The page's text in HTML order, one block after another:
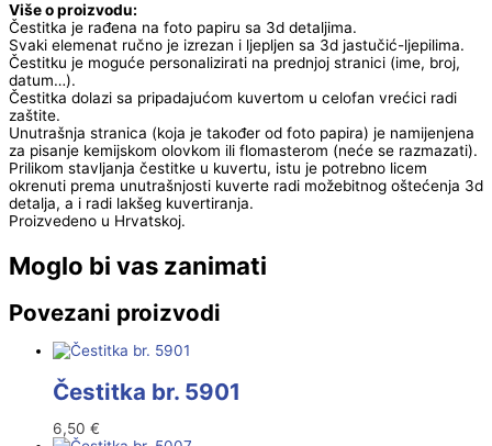
Više o proizvodu:
Čestitka je rađena na foto papiru sa 3d detaljima.
Svaki elemenat ručno je izrezan i ljepljen sa 3d jastučić-ljepilima.
Čestitku je moguće personalizirati na prednjoj stranici (ime, broj,
datum…).
Čestitka dolazi sa pripadajućom kuvertom u celofan vrećici radi
zaštite.
Unutrašnja stranica (koja je također od foto papira) je namijenjena
za pisanje kemijskom olovkom ili flomasterom (neće se razmazati).
Prilikom stavljanja čestitke u kuvertu, istu je potrebno licem
okrenuti prema unutrašnjosti kuverte radi možebitnog oštećenja 3d
detalja, a i radi lakšeg kuvertiranja.
Proizvedeno u Hrvatskoj.
Moglo bi vas zanimati
Povezani proizvodi
Čestitka br. 5901
6,50 €